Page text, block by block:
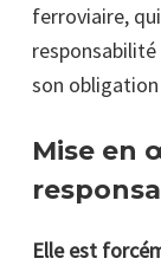
ferroviaire,
son
Mise en
Elle est